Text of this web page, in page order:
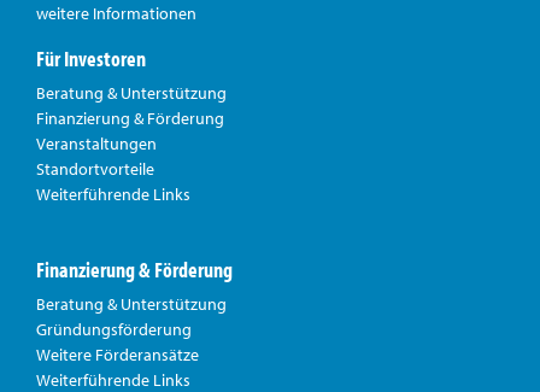
weitere Informationen
Für Investoren
Beratung & Unterstützung
Finanzierung & Förderung
Veranstaltungen
Standortvorteile
Weiterführende Links
Finanzierung & Förderung
Beratung & Unterstützung
Gründungsförderung
Weitere Förderansätze
Weiterführende Links